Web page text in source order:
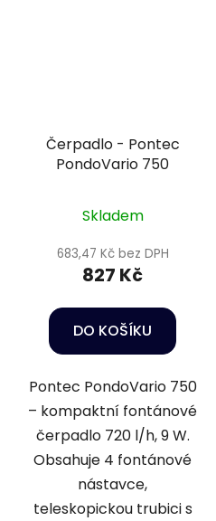
Čerpadlo - Pontec
PondoVario 750
Skladem
683,47 Kč bez DPH
827 Kč
DO KOŠÍKU
Pontec PondoVario 750
– kompaktní fontánové
čerpadlo 720 l/h, 9 W.
Obsahuje 4 fontánové
nástavce,
teleskopickou trubici s